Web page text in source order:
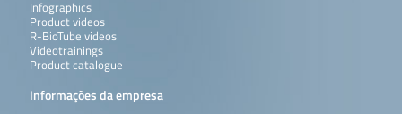
Infographics
Product videos
R-BioTube videos
Videotrainings
Product catalogue
Informações da empresa